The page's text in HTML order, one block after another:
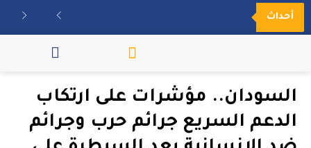
أحداث
السودان.. مؤشرات على ارتكاب
الدعم السريع جرائم حرب وجرائم